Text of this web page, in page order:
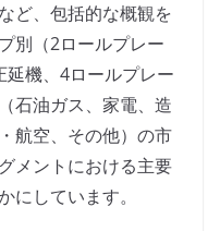
ど、包括的な概観を
別（2ロールプレー
延機、4ロールプレー
石油ガス、家電、造
航空、その他）の市
メントにおける主要
にしています。